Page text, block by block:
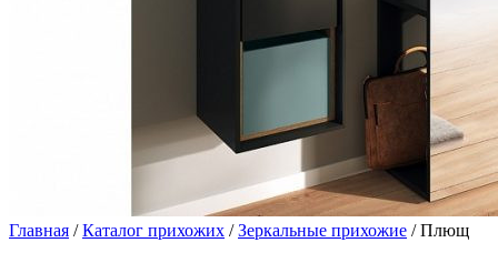
Главная /Каталог прихожих /Зеркальные прихожие / Плющ